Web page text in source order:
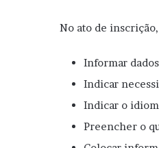
No ato de
Informar
Indicar
Indicar o
Preencher o